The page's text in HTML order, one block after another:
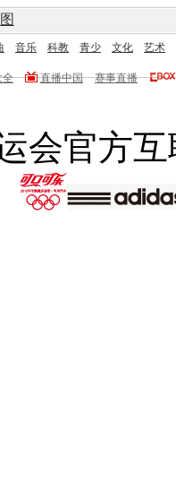
音乐 科教 青少 文化 艺术
全 直播中国
赛事直播
会官方